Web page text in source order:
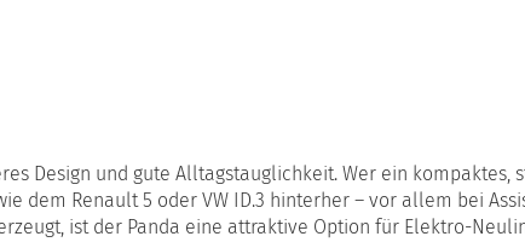
Design und gute Alltagstauglichkeit. Wer ein kompaktes,
dem Renault 5 oder VW ID.3 hinterher – vor allem bei
ist der Panda eine attraktive Option für Elektro-